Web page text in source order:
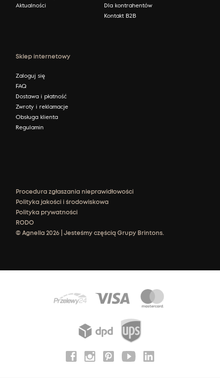
Aktualności
Dla kontrahentów
Kontakt B2B
Sklep internetowy
Zaloguj się
FAQ
Dostawa i płatność
Zwroty i reklamacje
Obsługa klienta
Regulamin
Procedura zgłaszania nieprawidłowości
Polityka jakości i środowiskowa
Polityka prywatności
RODO
© Agnella 2026 | Jesteśmy częścią Grupy Brintons.